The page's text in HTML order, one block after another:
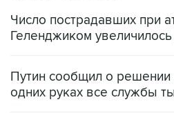
Путин сообщил о решении
ФСБ сообщила о